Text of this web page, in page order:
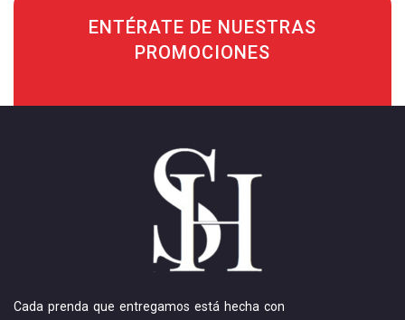
ENTÉRATE DE NUESTRAS
PROMOCIONES
Cada prenda que entregamos está hecha con